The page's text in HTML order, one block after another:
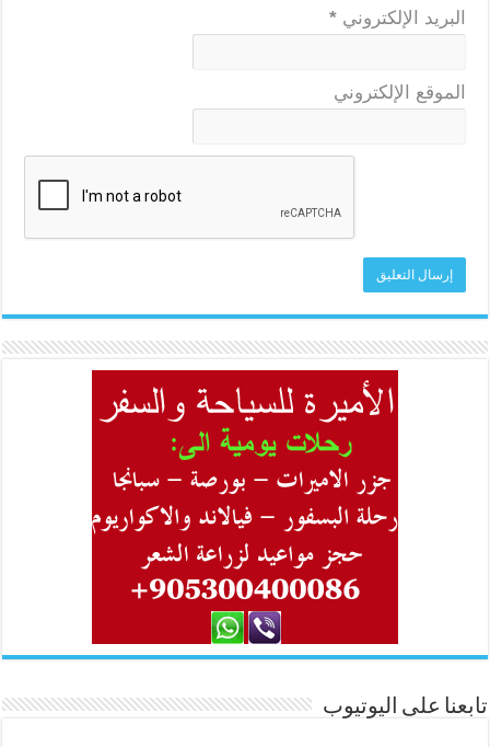
البريد الإلكتروني*
الموقع الإلكتروني
تابعنا على اليوتيوب